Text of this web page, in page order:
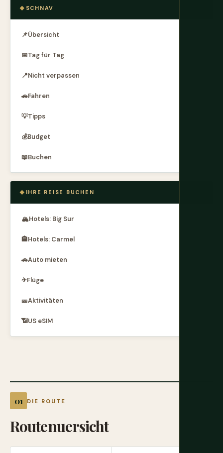
DIE ROUTE
Routenuersicht
SCHNAV
📌Übersicht
📅Tag für Tag
📍Nicht verpassen
🚗Fahren
💡Tipps
💰Budget
📖Buchen
IHRE REISE BUCHEN
🏔Hotels: Big Sur
🏨Hotels: Carmel
🚗Auto mieten
✈Flüge
🎫Aktivitäten
📶US eSIM